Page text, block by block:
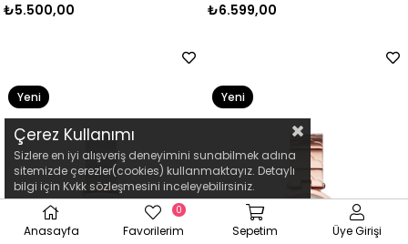
₺5.500,00 ₺6.599,00
Yeni
Ürün
Yeni
Ürün
Çerez Kullanımı
Sizlere en iyi alışveriş deneyimini sunabilmek adına
sitemizde çerezler(cookies) kullanmaktayız. Detaylı
bilgi için Kvkk sözleşmesini inceleyebilirsiniz.
Anasayfa Favorilerim
0
Sepetim Üye Girişi